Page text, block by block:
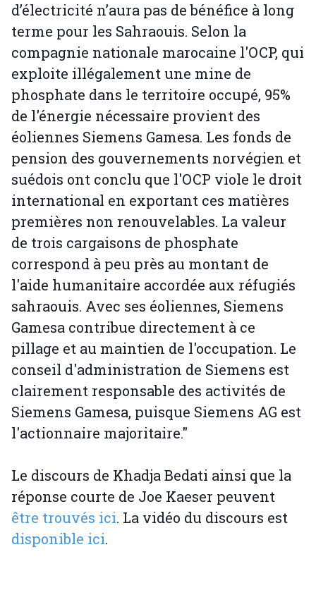
d’électricité n’aura pas de bénéfice à long
terme pour les Sahraouis. Selon la
compagnie nationale marocaine l'OCP, qui
exploite illégalement une mine de
phosphate dans le territoire occupé, 95%
de l'énergie nécessaire provient des
éoliennes Siemens Gamesa. Les fonds de
pension des gouvernements norvégien et
suédois ont conclu que l'OCP viole le droit
international en exportant ces matières
premières non renouvelables. La valeur
de trois cargaisons de phosphate
correspond à peu près au montant de
l'aide humanitaire accordée aux réfugiés
sahraouis. Avec ses éoliennes, Siemens
Gamesa contribue directement à ce
pillage et au maintien de l'occupation. Le
conseil d'administration de Siemens est
clairement responsable des activités de
Siemens Gamesa, puisque Siemens AG est
l'actionnaire majoritaire."
Le discours de Khadja Bedati ainsi que la
réponse courte de Joe Kaeser peuvent
être trouvés ici. La vidéo du discours est
disponible ici.